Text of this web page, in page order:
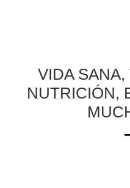
VIDA
NUTRICIÓN,